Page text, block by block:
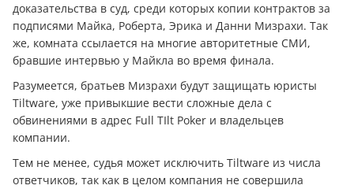
доказательства в суд, среди которых копии контрактов за
подписями Майка, Роберта, Эрика и Данни Мизрахи. Так
же, комната ссылается на многие авторитетные СМИ,
бравшие интервью у Майкла во время финала.
Разумеется, братьев Мизрахи будут защищать юристы
Tiltware, уже привыкшие вести сложные дела с
обвинениями в адрес Full TIlt Poker и владельцев
компании.
Тем не менее, судья может исключить Tiltware из числа
ответчиков, так как в целом компания не совершила